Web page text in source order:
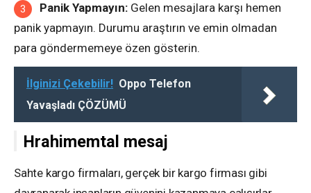
Panik Yapmayın: Gelen mesajlara karşı hemen
panik yapmayın. Durumu araştırın ve emin olmadan
para göndermemeye özen gösterin.
İlginizi Çekebilir! Oppo Telefon
Yavaşladı ÇÖZÜMÜ
Hrahimemtal mesaj
Sahte kargo firmaları, gerçek bir kargo firması gibi